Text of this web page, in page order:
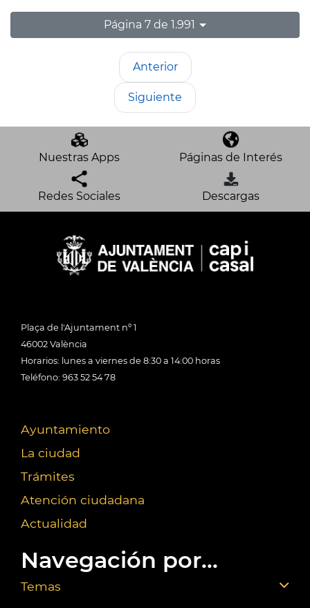
Página 7 de 1.991
Anterior
Siguiente
Nuestras Apps Páginas de Interés
Redes Sociales Descargas
Plaça de l'Ajuntament nº 1
46002 València
Horarios: lunes a viernes de 8:30 a 14:00 horas
Teléfono: 963 52 54 78
Ayuntamiento
La ciudad
Trámites
Atención ciudadana
Actualidad
Navegación por...
Temas